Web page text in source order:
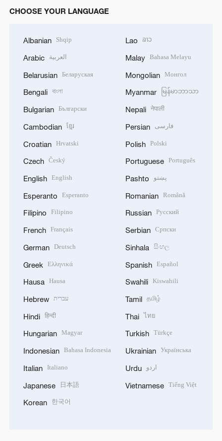
CHOOSE YOUR LANGUAGE
Albanian Shqip
Arabic العربية
Belarusian Беларуская
Bengali বাংলা
Bulgarian Български
Cambodian ខ្មែរ
Croatian Hrvatski
Czech Český
English English
Esperanto Esperanto
Filipino Filipino
French Français
German Deutsch
Greek Ελληνικά
Hausa Hausa
Hebrew עברית
Hindi हिन्दी
Hungarian Magyar
Indonesian Bahasa Indonesia
Italian Italiano
Japanese 日本語
Korean 한국어
Lao ລາວ
Malay Bahasa Melayu
Mongolian Монгол
Myanmar မြန်မာဘာသာ
Nepali नेपाली
Persian فارسی
Polish Polski
Portuguese Português
Pashto پښتو
Romanian Română
Russian Русский
Serbian Српски
Sinhala සිංහල
Spanish Español
Swahili Kiswahili
Tamil தமிழ்
Thai ไทย
Turkish Türkçe
Ukrainian Українська
Urdu اردو
Vietnamese Tiếng Việt